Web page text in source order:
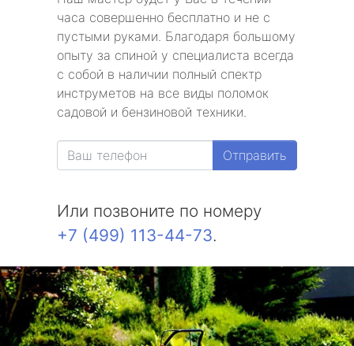
часа совершенно бесплатно и не с
пустыми руками. Благодаря большому
опыту за спиной у специалиста всегда
с собой в наличии полный спектр
инструметов на все виды поломок
садовой и бензиновой техники.
Отправить
Или позвоните по номеру
+7 (499) 113-44-73.